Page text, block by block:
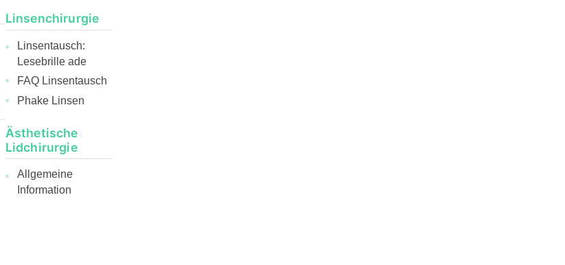
Linsenchirurgie
Linsentausch:
Lesebrille ade
FAQ Linsentausch
Phake Linsen
Ästhetische
Lidchirurgie
Allgemeine
Information